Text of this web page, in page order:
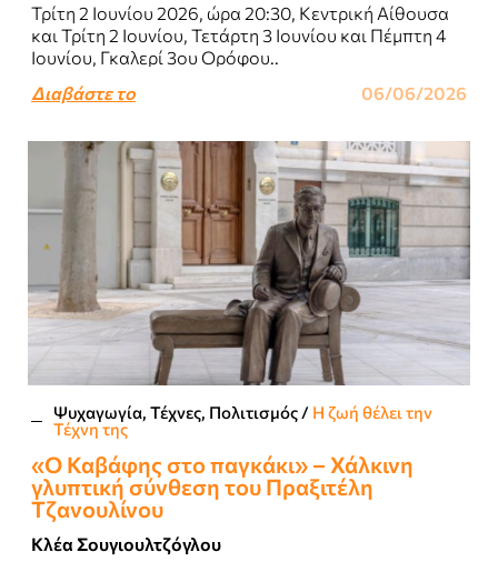
Τρίτη 2 Ιουνίου 2026, ώρα 20:30, Κεντρική Αίθουσα
και Τρίτη 2 Ιουνίου, Τετάρτη 3 Ιουνίου και Πέμπτη 4
Ιουνίου, Γκαλερί 3ου Ορόφου..
Διαβάστε το
06/06/2026
Ψυχαγωγία, Τέχνες, Πολιτισμός/ Η ζωή θέλει την
Τέχνη της
«Ο Καβάφης στο παγκάκι» – Χάλκινη
γλυπτική σύνθεση του Πραξιτέλη
Τζανουλίνου
Κλέα Σουγιουλτζόγλου